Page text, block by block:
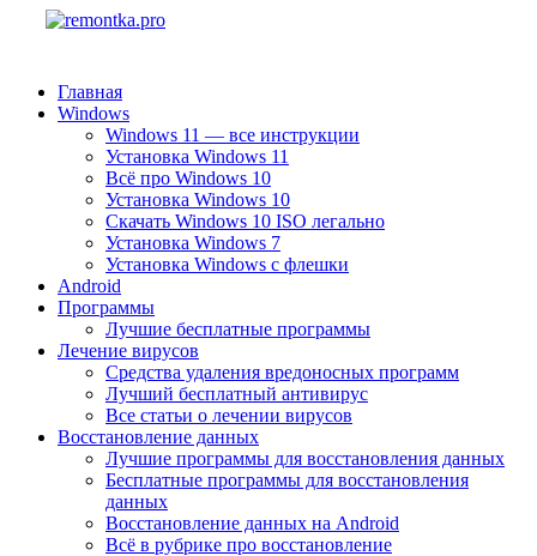
Главная
Windows
Windows 11 — все инструкции
Установка Windows 11
Всё про Windows 10
Установка Windows 10
Скачать Windows 10 ISO легально
Установка Windows 7
Установка Windows с флешки
Android
Программы
Лучшие бесплатные программы
Лечение вирусов
Средства удаления вредоносных программ
Лучший бесплатный антивирус
Все статьи о лечении вирусов
Восстановление данных
Лучшие программы для восстановления данных
Бесплатные программы для восстановления
данных
Восстановление данных на Android
Всё в рубрике про восстановление